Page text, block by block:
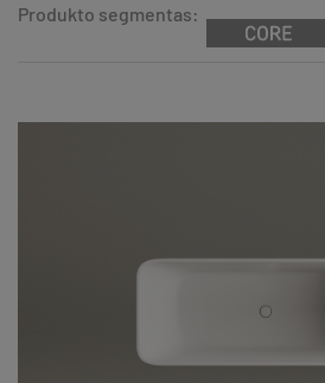
Produkto segmentas: